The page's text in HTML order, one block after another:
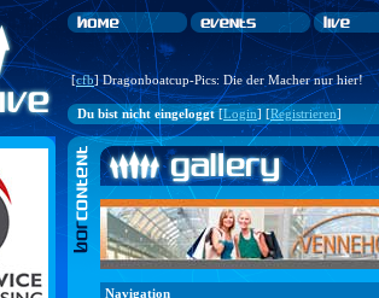
[cfb] Dragonboatcup-Pics: Die der Macher nur hier!
Du bist nicht eingeloggt[Login] [Registrieren]
Navigation